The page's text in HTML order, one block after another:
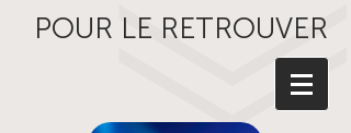
POUR LE RETROUVER